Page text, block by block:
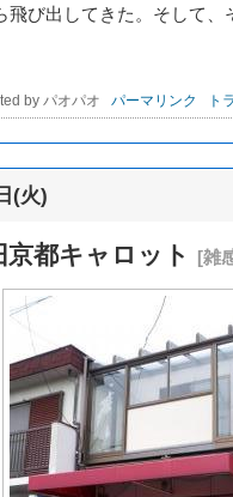
飛び出してきた。そして
by パオパオ パーマリンク ト
(火)
京都キャロット [雑